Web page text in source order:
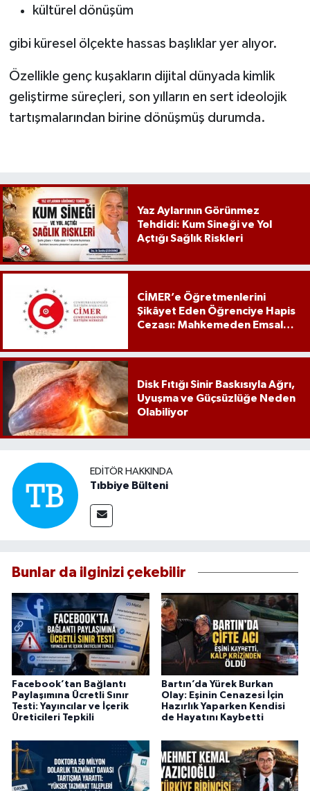
kültürel dönüşüm
gibi küresel ölçekte hassas başlıklar yer alıyor.
Özellikle genç kuşakların dijital dünyada kimlik
geliştirme süreçleri, son yılların en sert ideolojik
tartışmalarından birine dönüşmüş durumda.
Yaz Aylarının Görünmez
Tehdidi: Kum Sineği ve Yol
Açtığı Sağlık Riskleri
CİMER’e Öğretmenlerini
Şikâyet Eden Öğrenciye Hapis
Cezası: Mahkemeden Emsal
Disk Fıtığı Sinir Baskısıyla Ağrı,
Uyuşma ve Güçsüzlüğe Neden
Olabiliyor
EDITÖR HAKKINDA
Tıbbiye Bülteni
Bunlar da ilginizi çekebilir
Facebook’tan Bağlantı
Paylaşımına Ücretli Sınır
Testi: Yayıncılar ve İçerik
Üreticileri Tepkili
Bartın’da Yürek Burkan
Olay: Eşinin Cenazesi İçin
Hazırlık Yaparken Kendisi
de Hayatını Kaybetti